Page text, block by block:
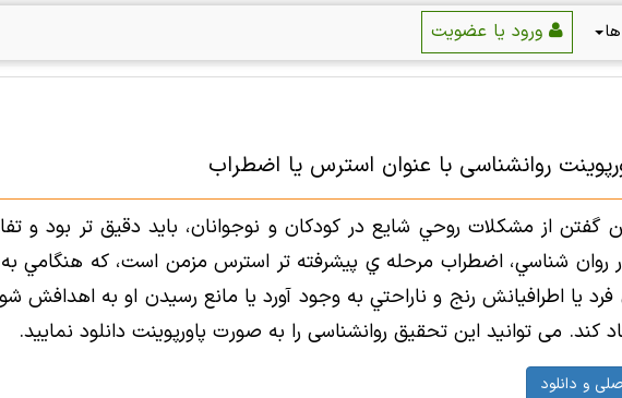
روانشناسی با عنوان استرس يا اضطراب
گفتن از مشکلات روحي شايع در کودکان و نوجوانان، بايد دقيق تر بود و
روان شناسي، اضطراب مرحله ي پيشرفته تر استرس مزمن است، که
فرد يا اطرافيانش رنج و ناراحتي به وجود آورد يا مانع رسيدن او به اهدافش
کند. می توانید این تحقیق روانشناسی را به صورت پاورپوینت دانلود نمایید.